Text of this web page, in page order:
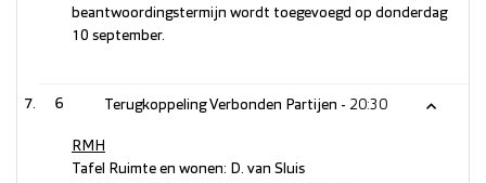
beantwoordingstermijn wordt toegevoegd op donderdag
10 september.
6 Terugkoppeling Verbonden Partijen - 20:30
RMH
Tafel Ruimte en wonen: D. van Sluis